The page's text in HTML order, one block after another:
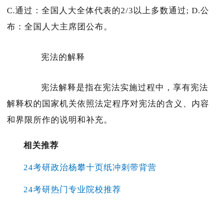
C.通过：全国人大全体代表的2/3以上多数通过; D.公
布：全国人大主席团公布。
宪法的解释
宪法解释是指在宪法实施过程中，享有宪法
解释权的国家机关依照法定程序对宪法的含义、内容
和界限所作的说明和补充。
相关推荐
24考研政治杨攀十页纸冲刺带背营
24考研热门专业院校推荐